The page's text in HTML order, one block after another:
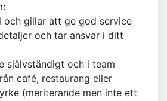
och gillar att ge god service
och tar ansvar i ditt
självständigt och i team
café, restaurang eller
(meriterande men inte ett